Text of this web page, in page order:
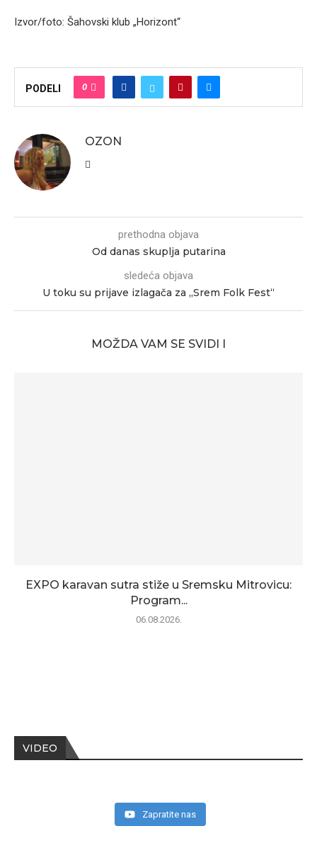
Izvor/foto: Šahovski klub „Horizont“
PODELI 0
OZON
prethodna objava
Od danas skuplja putarina
sledeća objava
U toku su prijave izlagača za „Srem Folk Fest“
MOŽDA VAM SE SVIDI I
EXPO karavan sutra stiže u Sremsku Mitrovicu:
Program...
06.08.2026.
VIDEO
Zapratite nas